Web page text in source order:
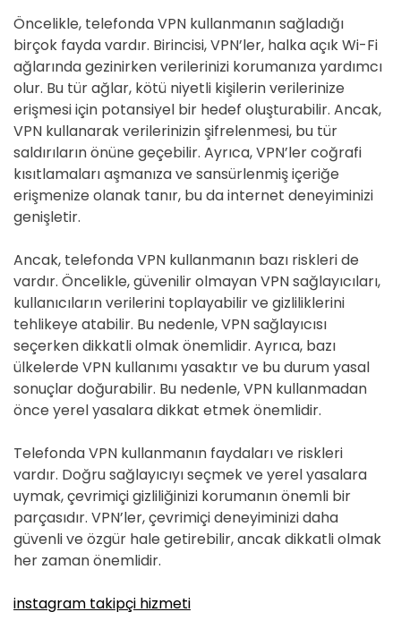
Öncelikle, telefonda VPN kullanmanın sağladığı
birçok fayda vardır. Birincisi, VPN’ler, halka açık Wi-Fi
ağlarında gezinirken verilerinizi korumanıza yardımcı
olur. Bu tür ağlar, kötü niyetli kişilerin verilerinize
erişmesi için potansiyel bir hedef oluşturabilir. Ancak,
VPN kullanarak verilerinizin şifrelenmesi, bu tür
saldırıların önüne geçebilir. Ayrıca, VPN’ler coğrafi
kısıtlamaları aşmanıza ve sansürlenmiş içeriğe
erişmenize olanak tanır, bu da internet deneyiminizi
genişletir.
Ancak, telefonda VPN kullanmanın bazı riskleri de
vardır. Öncelikle, güvenilir olmayan VPN sağlayıcıları,
kullanıcıların verilerini toplayabilir ve gizliliklerini
tehlikeye atabilir. Bu nedenle, VPN sağlayıcısı
seçerken dikkatli olmak önemlidir. Ayrıca, bazı
ülkelerde VPN kullanımı yasaktır ve bu durum yasal
sonuçlar doğurabilir. Bu nedenle, VPN kullanmadan
önce yerel yasalara dikkat etmek önemlidir.
Telefonda VPN kullanmanın faydaları ve riskleri
vardır. Doğru sağlayıcıyı seçmek ve yerel yasalara
uymak, çevrimiçi gizliliğinizi korumanın önemli bir
parçasıdır. VPN’ler, çevrimiçi deneyiminizi daha
güvenli ve özgür hale getirebilir, ancak dikkatli olmak
her zaman önemlidir.
instagram takipçi hizmeti